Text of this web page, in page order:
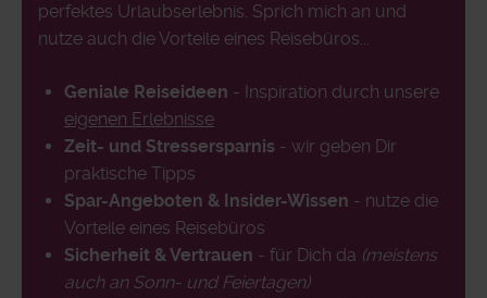
perfektes Urlaubserlebnis. Sprich mich an und
nutze auch die Vorteile eines Reisebüros...
Geniale Reiseideen - Inspiration durch unsere
eigenen Erlebnisse
Zeit- und Stressersparnis - wir geben Dir
praktische Tipps
Spar-Angeboten & Insider-Wissen - nutze die
Vorteile eines Reisebüros
Sicherheit & Vertrauen - für Dich da (meistens
auch an Sonn- und Feiertagen)